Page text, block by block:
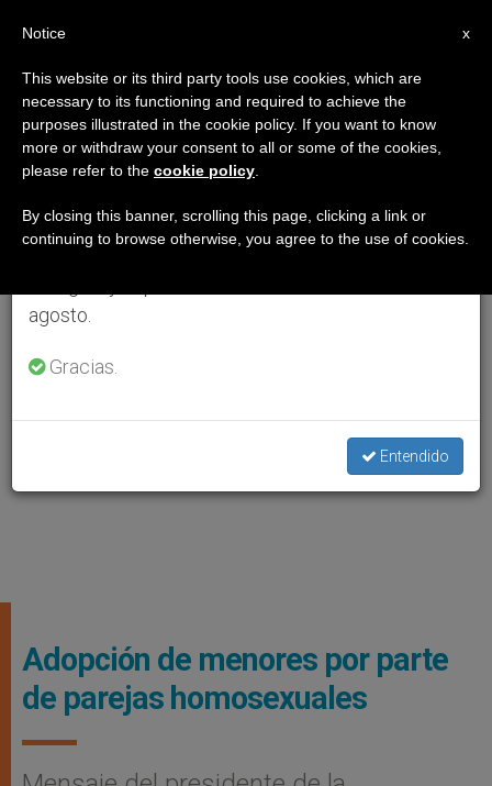
Adopción de menores por parte
de parejas homosexuales
×
Aviso importante
Del 27 de julio al 7 de agosto haremos la pausa
anual, aprovechando que en el periodo de verano
se generan menos informaciones y también el
agosto.
Gracias.
Entendido
x
Notice
This website or its third party tools use cookies, which are
necessary to its functioning and required to achieve the
purposes illustrated in the cookie policy. If you want to know
more or withdraw your consent to all or some of the cookies,
please refer to the cookie policy
By closing this banner, scrolling this page, clicking a link or
continuing to browse otherwise, you agree to the use of cookies.